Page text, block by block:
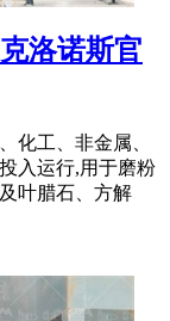
洛诺斯官
化工、非金属、
入运行,用于磨粉
叶腊石、方解